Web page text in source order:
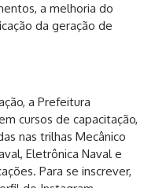
a melhoria do
da geração de
a Prefeitura
cursos de capacitação,
nas trilhas Mecânico
Eletrônica Naval e
Para se inscrever,